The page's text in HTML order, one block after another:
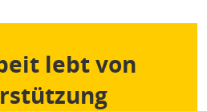
lebt von